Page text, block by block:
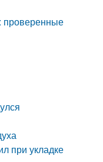
проверенные
при укладке